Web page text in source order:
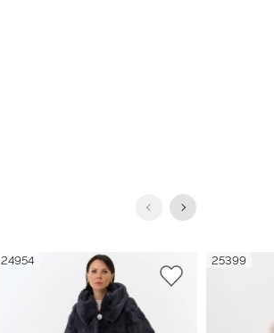
24954 25399